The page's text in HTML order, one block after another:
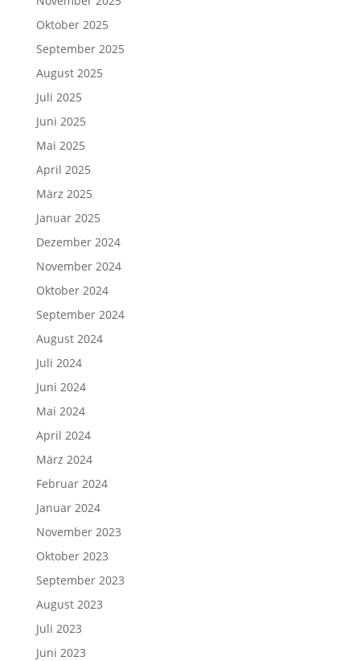
Oktober 2025
September 2025
August 2025
Juli 2025
Juni 2025
Mai 2025
April 2025
März 2025
Januar 2025
Dezember 2024
November 2024
Oktober 2024
September 2024
August 2024
Juli 2024
Juni 2024
Mai 2024
April 2024
März 2024
Februar 2024
Januar 2024
November 2023
Oktober 2023
September 2023
August 2023
Juli 2023
Juni 2023